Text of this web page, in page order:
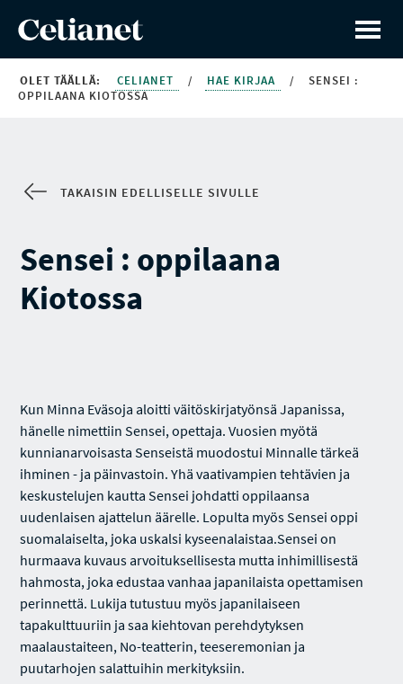
OLET TÄÄLLÄ: CELIANET / HAE KIRJAA /
SENSEI :
OPPILAANA KIOTOSSA
TAKAISIN EDELLISELLE SIVULLE
Sensei : oppilaana
Kiotossa
Kun Minna Eväsoja aloitti väitöskirjatyönsä Japanissa,
hänelle nimettiin Sensei, opettaja. Vuosien myötä
kunnianarvoisasta Senseistä muodostui Minnalle tärkeä
ihminen - ja päinvastoin. Yhä vaativampien tehtävien ja
keskustelujen kautta Sensei johdatti oppilaansa
uudenlaisen ajattelun äärelle. Lopulta myös Sensei oppi
suomalaiselta, joka uskalsi kyseenalaistaa.Sensei on
hurmaava kuvaus arvoituksellisesta mutta inhimillisestä
hahmosta, joka edustaa vanhaa japanilaista opettamisen
perinnettä. Lukija tutustuu myös japanilaiseen
tapakulttuuriin ja saa kiehtovan perehdytyksen
maalaustaiteen, No-teatterin, teeseremonian ja
puutarhojen salattuihin merkityksiin.